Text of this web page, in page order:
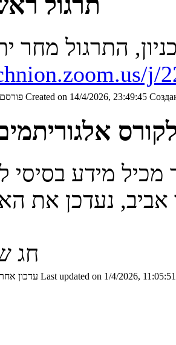
התרגול מחר
j/
פורסם ב-14/4/ Created on 14/4/2026, 23:49:45
נעדכן את
חג
עדכון אחרון ב-1/4/ Last updated on 1/4/2026, 11:05:51